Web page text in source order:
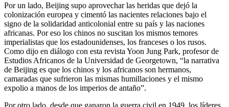
Por un lado, Beijing supo aprovechar las heridas que dejó la
colonización europea y cimentó las nacientes relaciones bajo el
signo de la solidaridad anticolonial entre su país y las naciones
africanas. Por eso los chinos no suscitan los mismos temores
imperialistas que los estadounidenses, los franceses o los rusos.
Como dijo en diálogo con esta revista Yoon Jung Park, profesor de
Estudios Africanos de la Universidad de Georgetown, “la narrativa
de Beijing es que los chinos y los africanos son hermanos,
camaradas que sufrieron las mismas humillaciones y el mismo
expolio a manos de los imperios de antaño”.
Por otro lado, desde que ganaron la guerra civil en 1949, los líderes